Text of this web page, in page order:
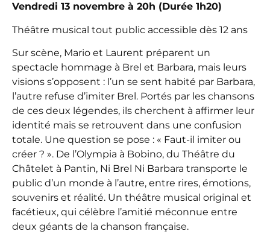
Vendredi 13 novembre à 20h (Durée 1h20)
Théâtre musical tout public accessible dès 12 ans
Sur scène, Mario et Laurent préparent un
spectacle hommage à Brel et Barbara, mais leurs
visions s’opposent : l’un se sent habité par Barbara,
l’autre refuse d’imiter Brel. Portés par les chansons
de ces deux légendes, ils cherchent à affirmer leur
identité mais se retrouvent dans une confusion
totale. Une question se pose : « Faut-il imiter ou
créer ? ». De l’Olympia à Bobino, du Théâtre du
Châtelet à Pantin, Ni Brel Ni Barbara transporte le
public d’un monde à l’autre, entre rires, émotions,
souvenirs et réalité. Un théâtre musical original et
facétieux, qui célèbre l’amitié méconnue entre
deux géants de la chanson française.